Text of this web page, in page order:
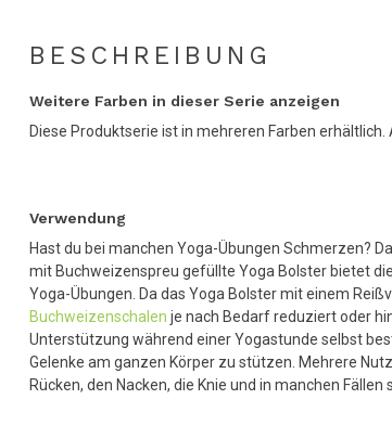
BESCHREIBUNG
Weitere Farben in dieser Serie anzeigen
Diese Produktserie ist in mehreren Farben
Verwendung
Hast du bei manchen Yoga-Übungen Schmerzen?
mit Buchweizenspreu gefüllte Yoga Bolster bietet
Yoga-Übungen. Da das Yoga Bolster mit einem
Buchweizenschalen je nach Bedarf reduziert oder
Unterstützung während einer Yogastunde selbst
Gelenke am ganzen Körper zu stützen. Mehrere
Rücken, den Nacken, die Knie und in manchen